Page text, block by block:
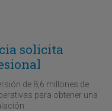
solicita
de 8,6 millones de
para obtener una